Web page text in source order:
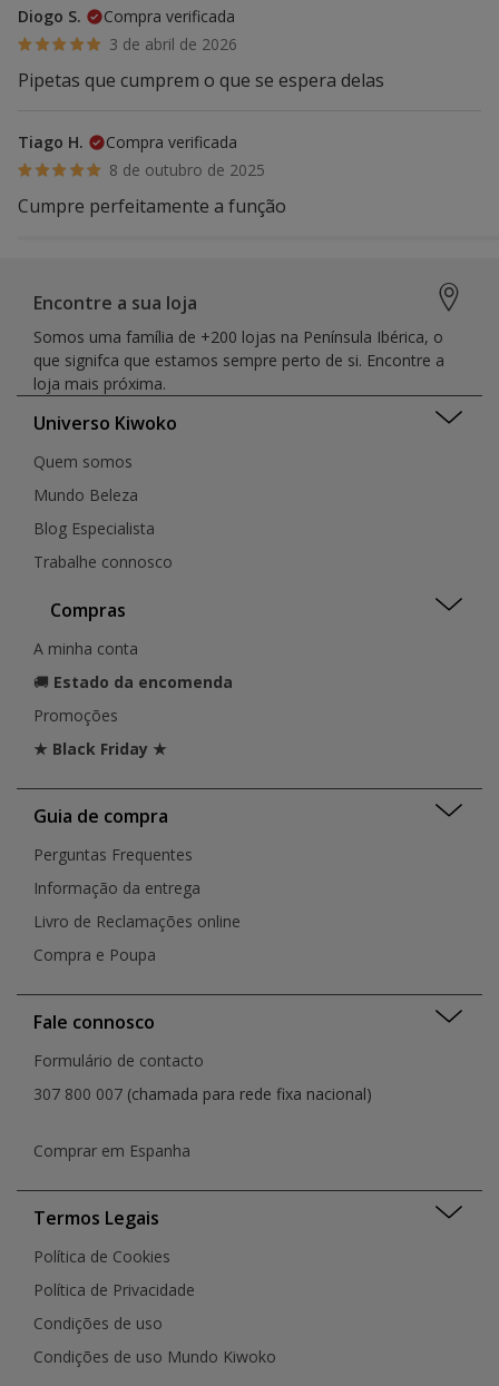
Diogo S.
Compra verificada
3 de abril de 2026
Pipetas que cumprem o que se espera delas
Tiago H.
Compra verificada
8 de outubro de 2025
Cumpre perfeitamente a função
Encontre a sua loja
Somos uma família de +200 lojas na Península Ibérica, o
que signifca que estamos sempre perto de si. Encontre a
loja mais próxima.
Universo Kiwoko
Quem somos
Mundo Beleza
Blog Especialista
Trabalhe connosco
Compras
A minha conta
🚚 Estado da encomenda
Promoções
★ Black Friday ★
Guia de compra
Perguntas Frequentes
Informação da entrega
Livro de Reclamações online
Compra e Poupa
Fale connosco
Formulário de contacto
307 800 007 (chamada para rede fixa nacional)
Comprar em Espanha
Termos Legais
Política de Cookies
Política de Privacidade
Condições de uso
Condições de uso Mundo Kiwoko